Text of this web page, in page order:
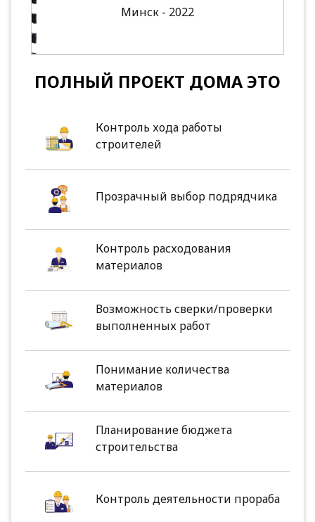
Минск - 2022
ПОЛНЫЙ ПРОЕКТ ДОМА ЭТО
Контроль хода работы
строителей
Прозрачный выбор подрядчика
Контроль расходования
материалов
Возможность сверки/проверки
выполненных работ
Понимание количества
материалов
Планирование бюджета
строительства
Контроль деятельности прораба